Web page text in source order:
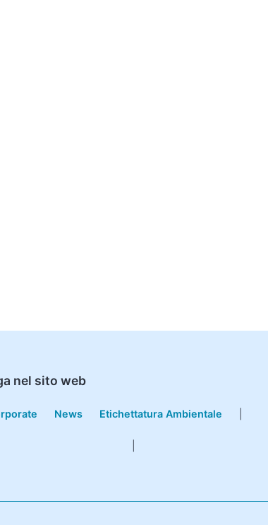
nel sito web
News Etichettatura Ambientale